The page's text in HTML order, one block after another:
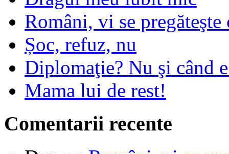
Români, vi se pregăteşte
Șoc, refuz, nu
Diplomaţie? Nu şi când
Mama lui de rest!
Comentarii recente